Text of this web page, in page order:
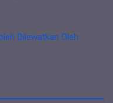
Dilewatkan Oleh